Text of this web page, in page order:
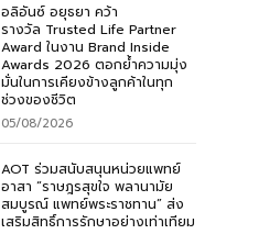
อลิอันซ์ อยุธยา คว้า
รางวัล Trusted Life Partner
Award ในงาน Brand Inside
Awards 2026 ตอกย้ำความมุ่ง
มั่นในการเคียงข้างลูกค้าในทุก
ช่วงของชีวิต
05/08/2026
AOT ร่วมสนับสนุนหน่วยแพทย์
อาสา “ราษฎรสุขใจ พลานามัย
สมบูรณ์ แพทย์พระราชทาน” ส่ง
เสริมสิทธิ์การรักษาอย่างเท่าเทียม